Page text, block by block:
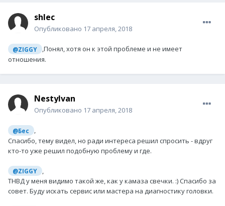
shlec
Опубликовано 17 апреля, 2018
@ZIGGY
,Понял, хотя он к этой проблеме и не имеет
отношения.
NestyIvan
Опубликовано 17 апреля, 2018
@Бес
,
Спасибо, тему видел, но ради интереса решил спросить - вдруг
кто-то уже решил подобную проблему и где.
@ZIGGY
,
ТНВД у меня видимо такой же, как у камаза свечки. :) Спасибо за
совет. Буду искать сервис или мастера на диагностику головки.